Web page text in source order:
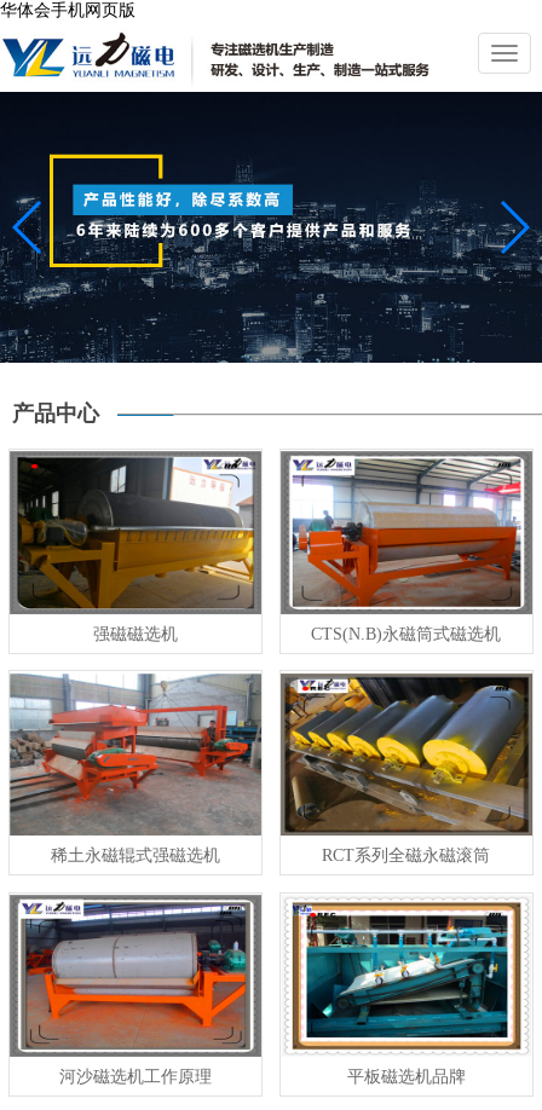
华体会手机网页版
切
换
导
产品中心
强磁磁选机 CTS(N.B)永磁筒式磁选机
稀土永磁辊式强磁选机 RCT系列全磁永磁滚筒
河沙磁选机工作原理 平板磁选机品牌